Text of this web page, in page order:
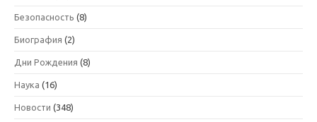
Безопасность (8)
Биография (2)
Дни Рождения (8)
Наука (16)
Новости (348)